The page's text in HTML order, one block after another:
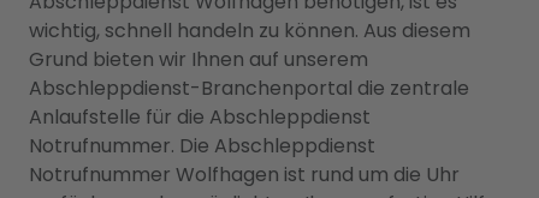
wichtig, schnell handeln zu können. Aus diesem
Grund bieten wir Ihnen auf unserem
Abschleppdienst-Branchenportal die zentrale
Anlaufstelle für die Abschleppdienst
Notrufnummer. Die Abschleppdienst
Notrufnummer Wolfhagen ist rund um die Uhr